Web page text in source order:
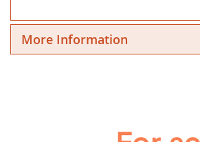
More Information